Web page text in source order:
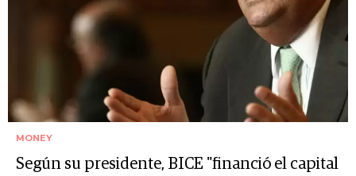
MONEY
Según su presidente, BICE "financió el capital